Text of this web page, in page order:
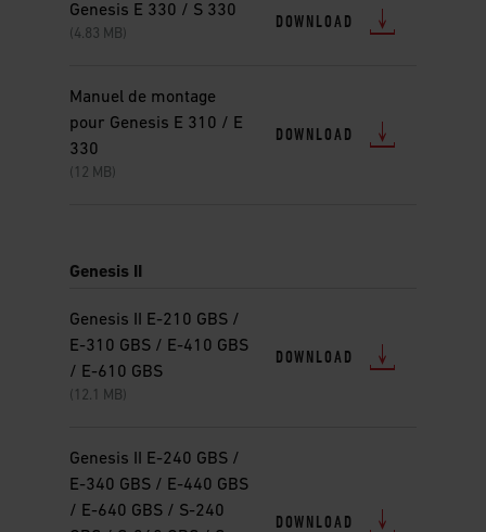
Genesis E 330 / S 330
(4.83 MB)
DOWNLOAD
Manuel de montage
pour Genesis E 310 / E
330
(12 MB)
DOWNLOAD
Genesis II
Genesis II E-210 GBS /
E-310 GBS / E-410 GBS
/ E-610 GBS
(12.1 MB)
DOWNLOAD
Genesis II E-240 GBS /
E-340 GBS / E-440 GBS
/ E-640 GBS / S-240
DOWNLOAD